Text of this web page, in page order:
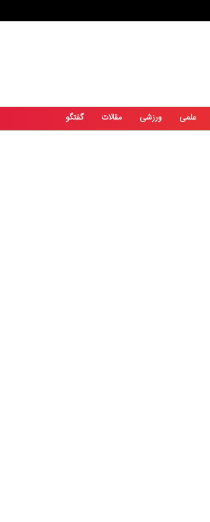
علمی ورزشی مقالات گفتگو